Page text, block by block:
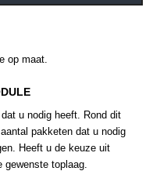
op maat.
u nodig heeft. Rond dit
pakketen dat u nodig
Heeft u de keuze uit
toplaag.